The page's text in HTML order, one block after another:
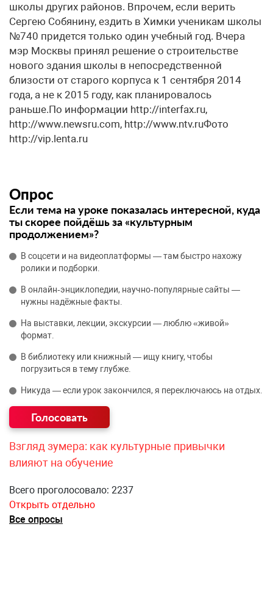
школы других районов. Впрочем, если верить
Сергею Собянину, ездить в Химки ученикам школы
№740 придется только один учебный год. Вчера
мэр Москвы принял решение о строительстве
нового здания школы в непосредственной
близости от старого корпуса к 1 сентября 2014
года, а не к 2015 году, как планировалось
раньше.По информации http://interfax.ru,
http://www.newsru.com, http://www.ntv.ruФото
http://vip.lenta.ru
Опрос
Если тема на уроке показалась интересной, куда
ты скорее пойдёшь за «культурным
продолжением»?
В соцсети и на видеоплатформы — там быстро нахожу
ролики и подборки.
В онлайн‑энциклопедии, научно‑популярные сайты —
нужны надёжные факты.
На выставки, лекции, экскурсии — люблю «живой»
формат.
В библиотеку или книжный — ищу книгу, чтобы
погрузиться в тему глубже.
Никуда — если урок закончился, я переключаюсь на отдых.
Взгляд зумера: как культурные привычки
влияют на обучение
Всего проголосовало: 2237
Открыть отдельно
Все опросы